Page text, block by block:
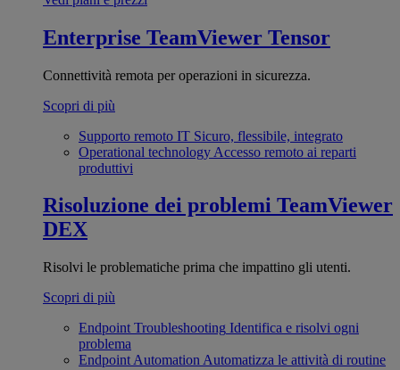
Enterprise TeamViewer Tensor
Connettività remota per operazioni in sicurezza.
Scopri di più
Supporto remoto IT Sicuro, flessibile, integrato
Operational technology Accesso remoto ai reparti
produttivi
Risoluzione dei problemi TeamViewer
DEX
Risolvi le problematiche prima che impattino gli utenti.
Scopri di più
Endpoint Troubleshooting Identifica e risolvi ogni
problema
Endpoint Automation Automatizza le attività di routine